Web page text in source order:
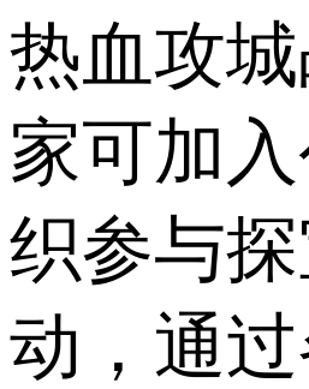
热血攻
家可加
织参与
动，通